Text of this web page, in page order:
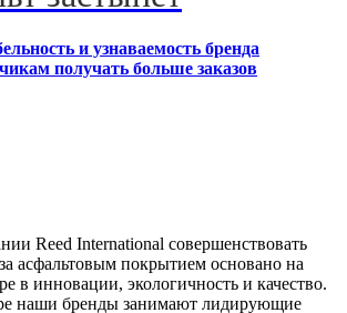
и узнаваемость бренда
получать больше заказов
Reed International совершенствовать
асфальтовым покрытием основано на
в инновации, экологичность и качество.
наши бренды занимают лидирующие